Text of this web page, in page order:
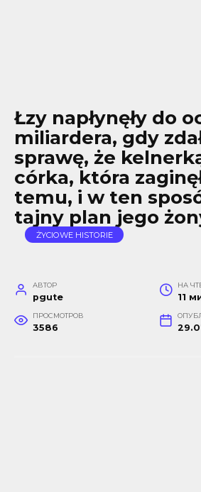
Łzy napłynęły do
miliardera, gdy
sprawę, że
córka, która
temu, i w ten
tajny plan jego
ŻYCIOWE HISTORIE
АВТОР
pgute
НА
11
ПРОСМОТРОВ
3586